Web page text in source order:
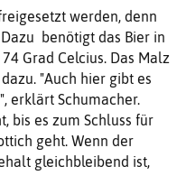
werden, denn
benötigt das Bier in
Grad Celcius. Das Malz
"Auch hier gibt es
erklärt Schumacher.
bis es zum Schluss für
geht. Wenn der
gleichbleibend ist,